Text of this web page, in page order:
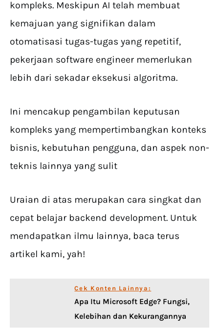
kompleks. Meskipun AI telah membuat
kemajuan yang signifikan dalam
otomatisasi tugas-tugas yang repetitif,
pekerjaan software engineer memerlukan
lebih dari sekadar eksekusi algoritma.
Ini mencakup pengambilan keputusan
kompleks yang mempertimbangkan konteks
bisnis, kebutuhan pengguna, dan aspek non-
teknis lainnya yang sulit
Uraian di atas merupakan cara singkat dan
cepat belajar backend development. Untuk
mendapatkan ilmu lainnya, baca terus
artikel kami, yah!
Cek Konten Lainnya:
Apa Itu Microsoft Edge? Fungsi,
Kelebihan dan Kekurangannya